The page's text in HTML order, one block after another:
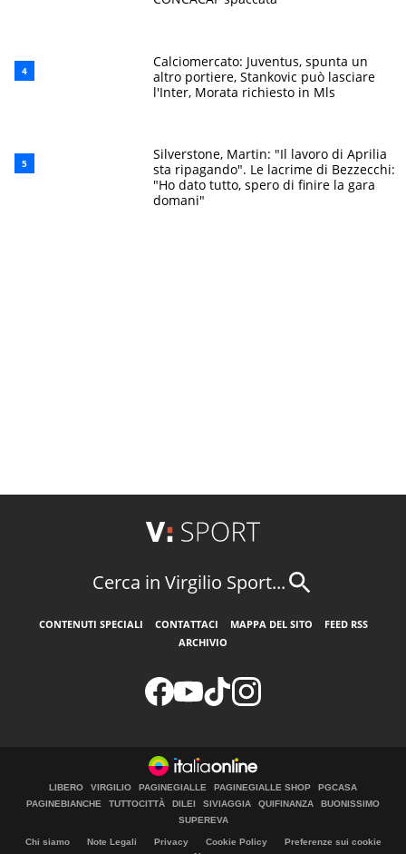
Calciomercato: Juventus, spunta un
altro portiere, Stankovic può lasciare
l'Inter, Morata richiesto in Mls
Silverstone, Martin: "Il lavoro di Aprilia
sta ripagando". Le lacrime di Bezzecchi:
"Ho dato tutto, spero di finire la gara
domani"
Cerca in Virgilio Sport...
CONTENUTI SPECIALI CONTATTACI MAPPA DEL SITO
FEED RSS
ARCHIVIO
LIBERO VIRGILIO PAGINEGIALLE PAGINEGIALLE SHOP
PGCASA
PAGINEBIANCHE
TUTTOCITTÀ DILEI SIVIAGGIA QUIFINANZA
BUONISSIMO
SUPEREVA
Chi siamo Note Legali Privacy Cookie Policy
Preferenze sui cookie